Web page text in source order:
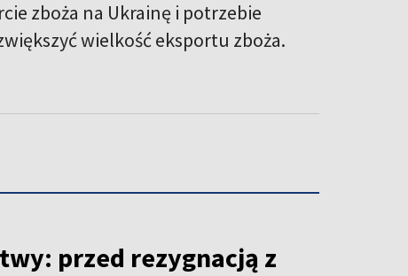
zboża na Ukrainę i potrzebie
wielkość eksportu zboża.
przed rezygnacją z